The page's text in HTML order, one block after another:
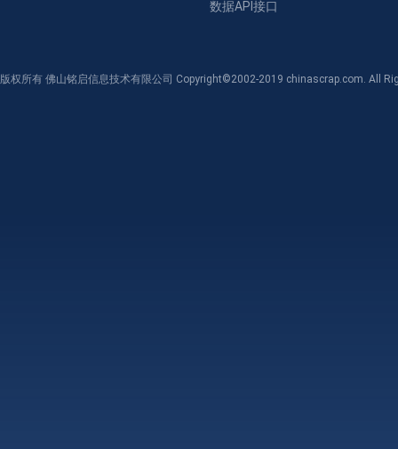
数据API接口
版权所有 佛山铭启信息技术有限公司 Copyright©2002-2019 chinascrap.com. All